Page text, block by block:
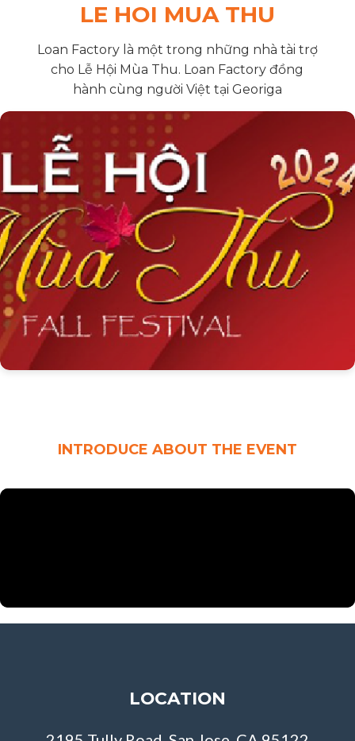
LE HOI MUA THU
Loan Factory là một trong những nhà tài trợ
cho Lễ Hội Mùa Thu. Loan Factory đồng
hành cùng người Việt tại Georiga
INTRODUCE ABOUT THE EVENT
LOCATION